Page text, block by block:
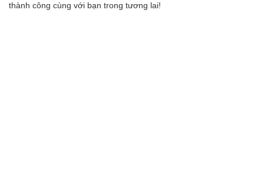
thành công cùng với bạn trong tương lai!